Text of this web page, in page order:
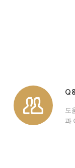
도
과